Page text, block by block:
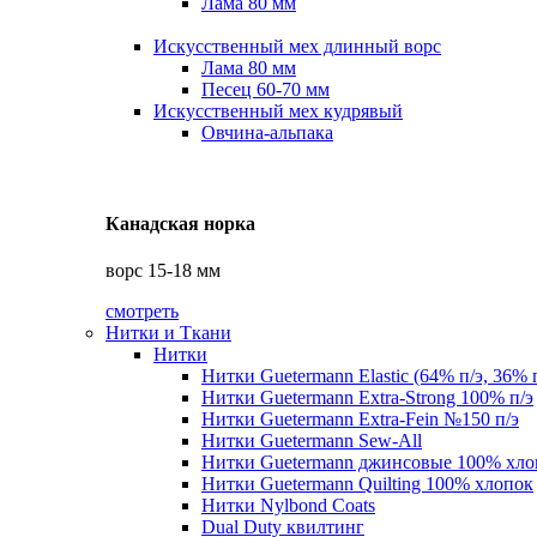
Искусственный мех длинный ворс
Лама 80 мм
Песец 60-70 мм
Искусственный мех кудрявый
Овчина-альпака
Канадская норка
ворс 15-18 мм
смотреть
Нитки и Ткани
Нитки
Нитки Guetermann Elastic (64% п/э, 36%
Нитки Guetermann Extra-Strong 100% п/э
Нитки Guetermann Extra-Fein №150 п/э
Нитки Guetermann Sew-All
Нитки Guetermann джинсовые 100%
Нитки Guetermann Quilting 100% хлопок
Нитки Nylbond Coats
Dual Duty квилтинг